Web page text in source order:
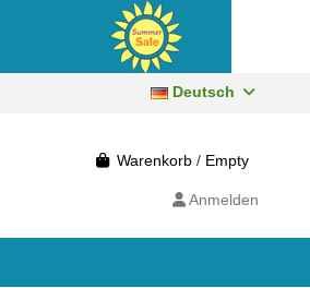
Deutsch
Warenkorb / Empty
Anmelden